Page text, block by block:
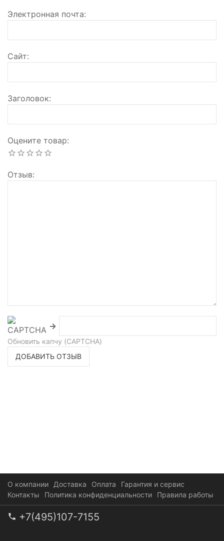
Электронная почта
Сайт
Заголовок
Оцените товар
Отзыв
→
Обновить капчу (CAPTCHA)
ДОБАВИТЬ ОТЗЫВ
О компании Доставка Оплата
Гарантия и сервис
Контакты
Политика конфиденциальности Правила работы
+7(495)107-7155